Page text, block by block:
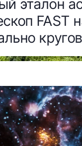
эталон
FAST